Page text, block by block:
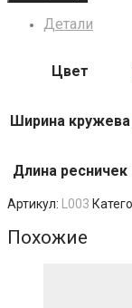
Детали
Цвет
Ширина кружева
Длина ресничек
Артикул: L003
Похожие